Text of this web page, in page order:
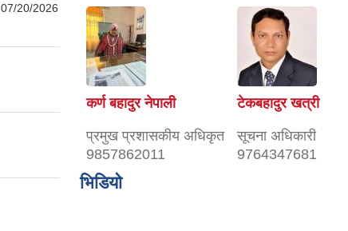
07/20/2026
कर्ण बहादुर नेपाली
प्रमुख प्रशासकीय अधिकृत
9857862011
टेकबहादुर खत्री
सूचना अधिकारी
9764347681
भिडियो